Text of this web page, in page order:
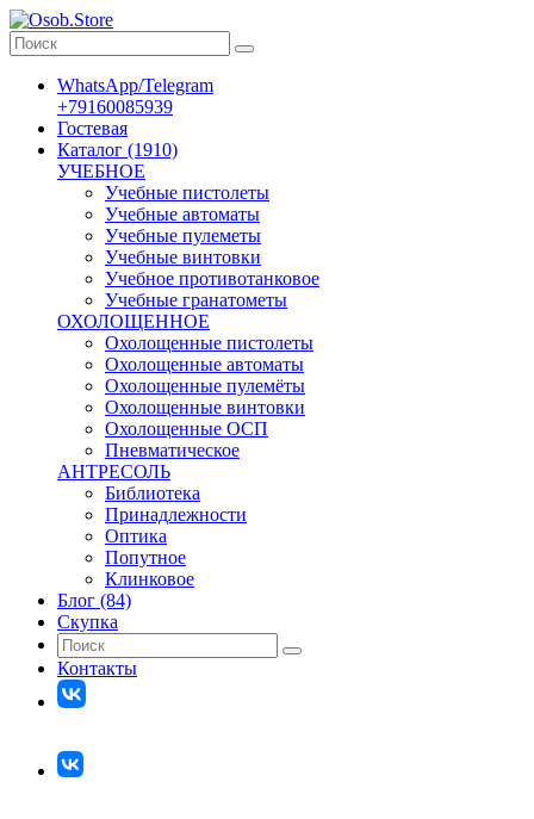
WhatsApp/Telegram
+79160085939
Гостевая
Каталог (1910)
УЧЕБНОЕ
Учебные пистолеты
Учебные автоматы
Учебные пулеметы
Учебные винтовки
Учебное противотанковое
Учебные гранатометы
ОХОЛОЩЕННОЕ
Охолощенные пистолеты
Охолощенные автоматы
Охолощенные пулемёты
Охолощенные винтовки
Охолощенные ОСП
Пневматическое
АНТРЕСОЛЬ
Библиотека
Принадлежности
Оптика
Попутное
Клинковое
Блог (84)
Скупка
Контакты